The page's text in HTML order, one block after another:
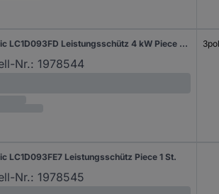
Schneider Electric LC1D093FD Leistungsschütz 4 kW Piece 1 St.
Nr.: 1978544
LC1D093FE7 Leistungsschütz Piece 1 St.
Nr.: 1978545